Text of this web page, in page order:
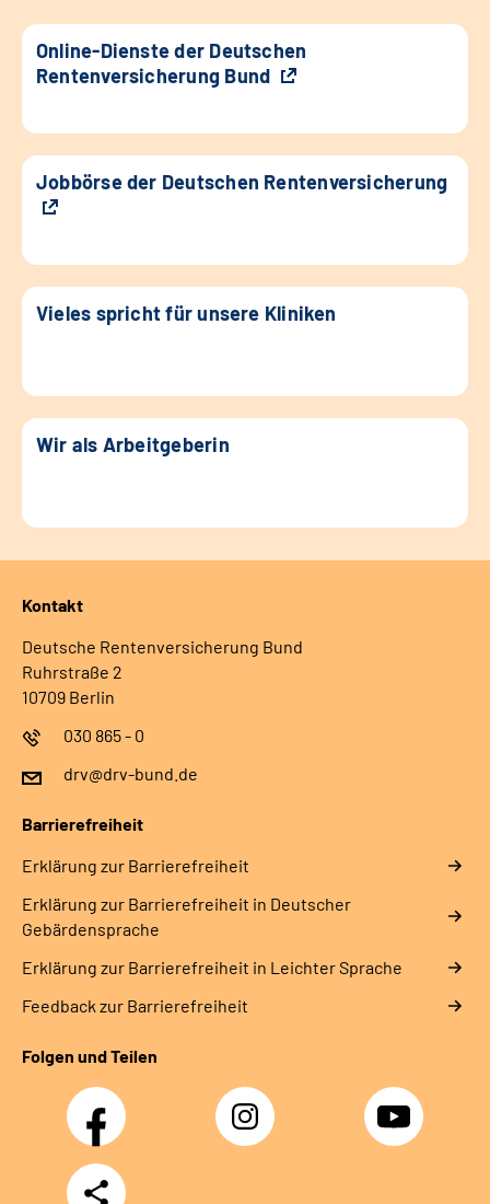
Online-Dienste der Deutschen
Rentenversicherung Bund
Jobbörse der Deutschen Rentenversicherung
Vieles spricht für unsere Kliniken
Wir als Arbeitgeberin
Kontakt
Deutsche Rentenversicherung Bund
Ruhrstraße 2
10709 Berlin
030 865 - 0
drv@drv-bund.de
Barrierefreiheit
Erklärung zur Barrierefreiheit
Erklärung zur Barrierefreiheit in Deutscher
Gebärdensprache
Erklärung zur Barrierefreiheit in Leichter Sprache
Feedback zur Barrierefreiheit
Folgen und Teilen
Facebook Instagram YouTube
Teilen